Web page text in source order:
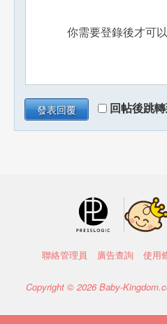
你需要登錄後才可
發表回覆 回帖後跳
聯絡管理員 廣告查詢 使用
Copyright © 2026 Baby-